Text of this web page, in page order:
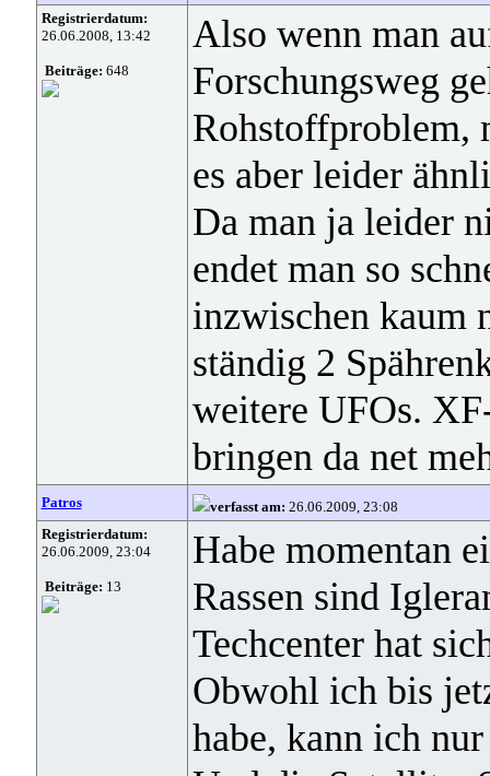
Registrierdatum:
26.06.2008, 13:42
Beiträge: 648
Also wenn man
Forschungsweg
Rohstoffproblem,
es aber leider
Da man ja leider
endet man so
inzwischen kaum
ständig 2
weitere UFOs.
bringen da net
Patros verfasst am: 26.06.2009, 23:08
Registrierdatum:
26.06.2009, 23:04
Beiträge: 13
Habe momentan
Rassen sind
Techcenter hat
Obwohl ich bis
habe, kann ich